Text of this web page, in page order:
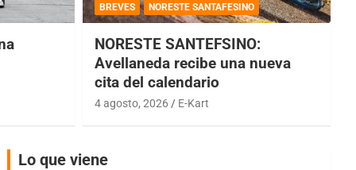
BREVES NORESTE SANTAFESINO
NORESTE SANTEFSINO:
Avellaneda recibe una nueva
cita del calendario
4 agosto, 2026 E-Kart
Lo que viene
IAME SERIES ARGENTINA 6
Ramiro Tot (Asfalto)
Baradero (Buenos Aires)
Ciudad de Trenque Lauquen (Asfalto)
Trenque Lauquen (Buenos Aires)
Parque de la Velocidad (Asfalto)